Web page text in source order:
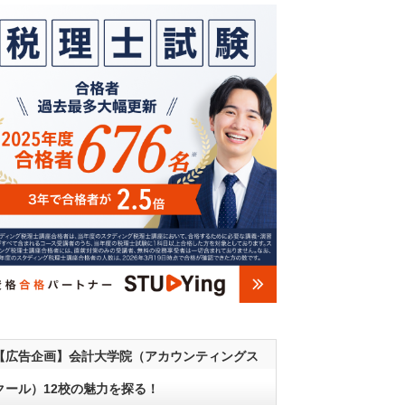
広告企画】会計大学院（アカウンティングス
ール）12校の魅力を探る！